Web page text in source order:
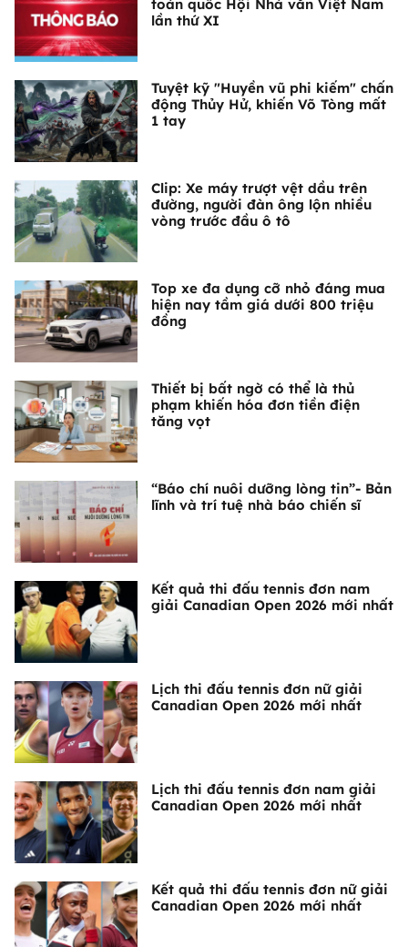
toàn quốc Hội Nhà văn Việt Nam
lần thứ XI
Tuyệt kỹ "Huyền vũ phi kiếm" chấn
động Thủy Hử, khiến Võ Tòng mất
1 tay
Clip: Xe máy trượt vệt dầu trên
đường, người đàn ông lộn nhiều
vòng trước đầu ô tô
Top xe đa dụng cỡ nhỏ đáng mua
hiện nay tầm giá dưới 800 triệu
đồng
Thiết bị bất ngờ có thể là thủ
phạm khiến hóa đơn tiền điện
tăng vọt
“Báo chí nuôi dưỡng lòng tin”- Bản
lĩnh và trí tuệ nhà báo chiến sĩ
Kết quả thi đấu tennis đơn nam
giải Canadian Open 2026 mới nhất
Lịch thi đấu tennis đơn nữ giải
Canadian Open 2026 mới nhất
Lịch thi đấu tennis đơn nam giải
Canadian Open 2026 mới nhất
Kết quả thi đấu tennis đơn nữ giải
Canadian Open 2026 mới nhất